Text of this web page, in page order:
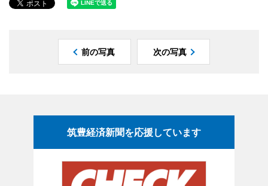
前の写真 次の写真
筑豊経済新聞を応援しています